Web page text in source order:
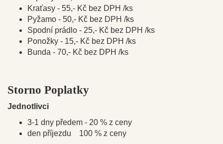
Kraťasy - 55,- Kč bez DPH /ks
Pyžamo - 50,- Kč bez DPH /ks
Spodní prádlo - 25,- Kč bez DPH /ks
Ponožky - 15,- Kč bez DPH /ks
Bunda - 70,- Kč bez DPH /ks
Storno Poplatky
Jednotlivci
3-1 dny předem - 20 % z ceny
den příjezdu 100 % z ceny